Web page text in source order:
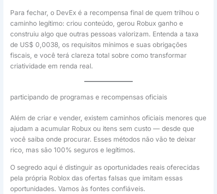
Para fechar, o DevEx é a recompensa final de quem trilhou o
caminho legítimo: criou conteúdo, gerou Robux ganho e
construiu algo que outras pessoas valorizam. Entenda a taxa
de US$ 0,0038, os requisitos mínimos e suas obrigações
fiscais, e você terá clareza total sobre como transformar
criatividade em renda real.
participando de programas e recompensas oficiais
Além de criar e vender, existem caminhos oficiais menores que
ajudam a acumular Robux ou itens sem custo — desde que
você saiba onde procurar. Esses métodos não vão te deixar
rico, mas são 100% seguros e legítimos.
O segredo aqui é distinguir as oportunidades reais oferecidas
pela própria Roblox das ofertas falsas que imitam essas
oportunidades. Vamos às fontes confiáveis.